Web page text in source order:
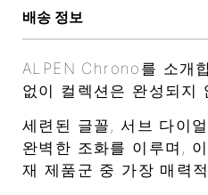
배송 정보
ALPEN Chrono를 소개
없이 컬렉션은 완성되지
세련된 글꼴, 서브 다이
완벽한 조화를 이루며,
재 제품군 중 가장 매력